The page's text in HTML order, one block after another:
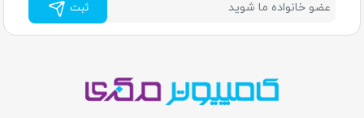
ثبت